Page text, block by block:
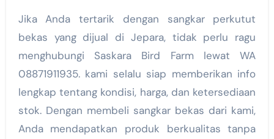
Jika Anda tertarik dengan sangkar perkutut
bekas yang dijual di Jepara, tidak perlu ragu
menghubungi Saskara Bird Farm lewat WA
08871911935. kami selalu siap memberikan info
lengkap tentang kondisi, harga, dan ketersediaan
stok. Dengan membeli sangkar bekas dari kami,
Anda mendapatkan produk berkualitas tanpa